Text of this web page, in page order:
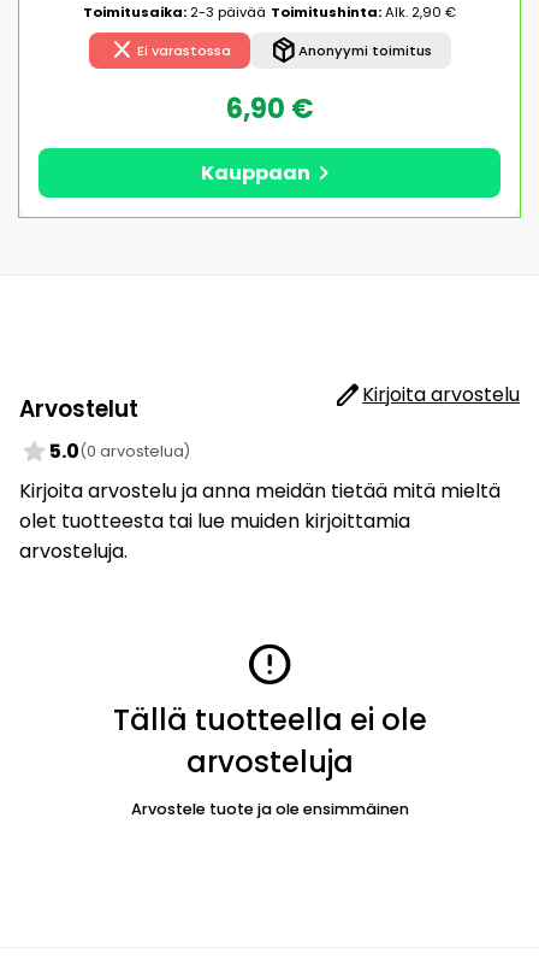
Toimitusaika: 2-3 päivää Toimitushinta:Alk. 2,90 €
close Ei varastossa package_2Anonyymi toimitus
6,90 €
Kauppaan chevron_right
Arvostelut editKirjoita arvostelu
star 5.0(0 arvostelua)
Kirjoita arvostelu ja anna meidän tietää mitä mieltä
olet tuotteesta tai lue muiden kirjoittamia
arvosteluja.
error
Tällä tuotteella ei ole
arvosteluja
Arvostele tuote ja ole ensimmäinen